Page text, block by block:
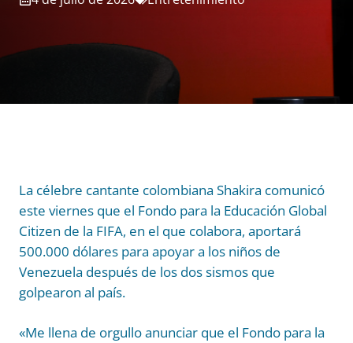
La célebre cantante colombiana Shakira comunicó
este viernes que el Fondo para la Educación Global
Citizen de la FIFA, en el que colabora, aportará
500.000 dólares para apoyar a los niños de
Venezuela después de los dos sismos que
golpearon al país.
«Me llena de orgullo anunciar que el Fondo para la